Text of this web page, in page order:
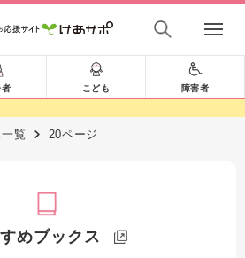
者 こども 障害者
覧 20ページ
めブックス